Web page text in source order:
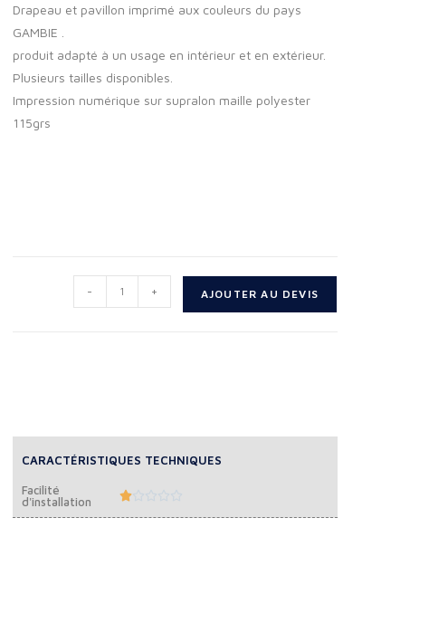
Drapeau et pavillon imprimé aux couleurs du pays
GAMBIE .
produit adapté à un usage en intérieur et en extérieur.
Plusieurs tailles disponibles.
Impression numérique sur supralon maille polyester
115grs
- + AJOUTER AU DEVIS
CARACTÉRISTIQUES TECHNIQUES
Facilité
d'installation
